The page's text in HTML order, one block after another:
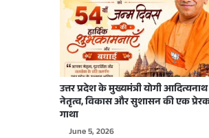
3 weeks ago
योगी सरकार ने जीरो
3 weeks ago
उत्तर प्रदेश के मुख्यमंत्री योगी
नेतृत्व, विकास और सुशासन की एक
गाथा
June 5, 2026